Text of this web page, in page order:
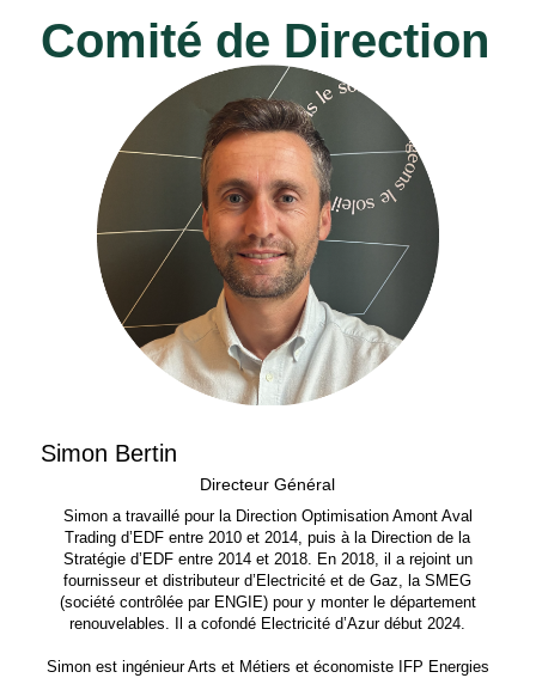
Comité de Direction
Simon Bertin
Directeur Général
Simon a travaillé pour la Direction Optimisation Amont Aval
Trading d’EDF entre 2010 et 2014, puis à la Direction de la
Stratégie d’EDF entre 2014 et 2018. En 2018, il a rejoint un
fournisseur et distributeur d’Electricité et de Gaz, la SMEG
(société contrôlée par ENGIE) pour y monter le département
renouvelables. Il a cofondé Electricité d’Azur début 2024.
Simon est ingénieur Arts et Métiers et économiste IFP Energies